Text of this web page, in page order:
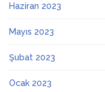
Haziran 2023
Mayıs 2023
Şubat 2023
Ocak 2023